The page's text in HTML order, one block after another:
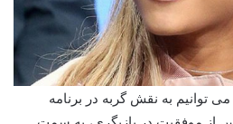
توانیم به نقش گربه در برنامه